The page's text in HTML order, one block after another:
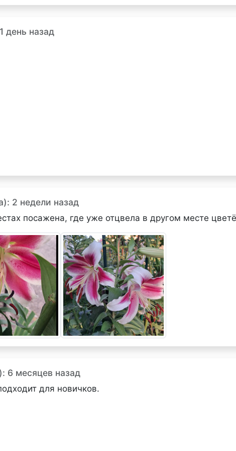
день назад
2 недели назад
посажена, где уже отцвела в другом месте
6 месяцев назад
для новичков.